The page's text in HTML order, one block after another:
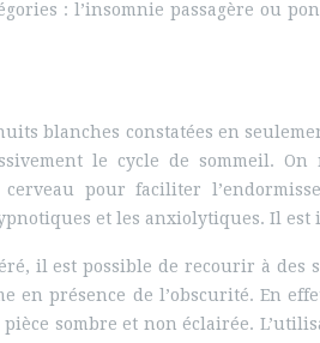
: l’insomnie passagère ou
blanches constatées en
le cycle de sommeil.
cerveau pour faciliter
et les anxiolytiques. Il
il est possible de recourir à
en présence de l’obscurité. En
sombre et non éclairée.